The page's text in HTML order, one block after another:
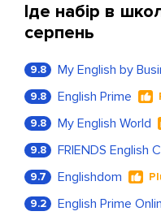
Іде набір в
серпень
9.8
9.8 English Prime
9.8 My English World
9.8 FRIENDS English
9.7 Englishdom
9.2 English Prime